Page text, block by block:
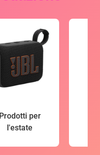
Prodotti per
l'estate